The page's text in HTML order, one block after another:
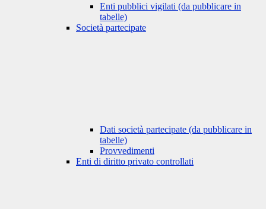
Enti pubblici vigilati (da pubblicare in
tabelle)
Società partecipate
Dati società partecipate (da pubblicare in
tabelle)
Provvedimenti
Enti di diritto privato controllati